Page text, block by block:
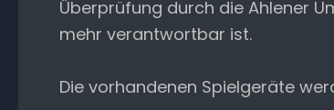
Überprüfung durch die Ahlener
mehr verantwortbar ist.
Die vorhandenen Spielgeräte